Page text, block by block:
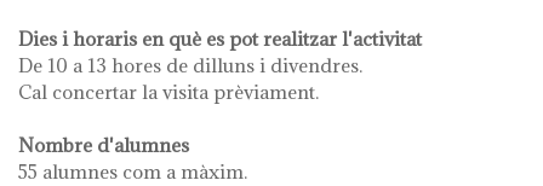
Dies i horaris en què es pot realitzar l'activitat
De 10 a 13 hores de dilluns i divendres.
Cal concertar la visita prèviament.
Nombre d'alumnes
55 alumnes com a màxim.